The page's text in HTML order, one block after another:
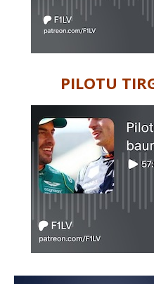
PILOTU